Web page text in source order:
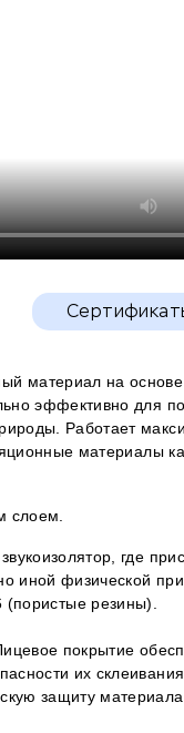
материал на
эффективно для
Работает
материалы
слоем.
где
иной физической
резины).
покрытие
их
защиту